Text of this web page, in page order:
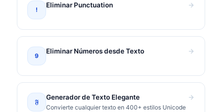
!
Eliminar Punctuation
9
Eliminar Números desde Texto
𝔉
Generador de Texto Elegante
Convierte cualquier texto en 400+ estilos Unicode